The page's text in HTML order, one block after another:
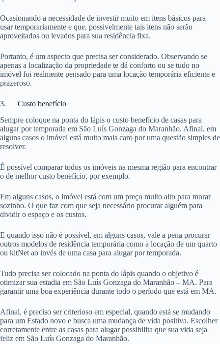
Ocasionando a necessidade de investir muito em itens básicos para
usar temporariamente e que, possivelmente tais itens não serão
aproveitados ou levados para sua residência fixa.
Portanto, é um aspecto que precisa ser considerado. Observando se
apenas a localização da propriedade te dá conforto ou se tudo no
imóvel foi realmente pensado para uma locação temporária eficiente e
prazeroso.
3. Custo benefício
Sempre coloque na ponta do lápis o custo benefício de casas para
alugar por temporada em São Luís Gonzaga do Maranhão. Afinal, em
alguns casos o imóvel está muito mais caro por uma questão simples de
resolver.
É possível comparar todos os imóveis na mesma região para encontrar
o de melhor custo benefício, por exemplo.
Em alguns casos, o imóvel está com um preço muito alto para morar
sozinho. O que faz com que seja necessário procurar alguém para
dividir o espaço e os custos.
E quando isso não é possível, em alguns casos, vale a pena procurar
outros modelos de residência temporária como a locação de um quarto
ou kitNet ao invés de uma casa para alugar por temporada.
Tudo precisa ser colocado na ponta do lápis quando o objetivo é
otimizar sua estadia em São Luís Gonzaga do Maranhão – MA. Para
garantir uma boa experiência durante todo o período que está em MA.
Afinal, é preciso ser criterioso em especial, quando está se mudando
para um Estado novo e busca uma mudança de vida positiva. Escolher
corretamente entre as casas para alugar possibilita que sua vida seja
feliz em São Luís Gonzaga do Maranhão.